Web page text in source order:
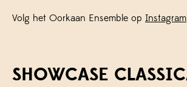
Volg het Oorkaan Ensemble op Instagram
SHOWCASE